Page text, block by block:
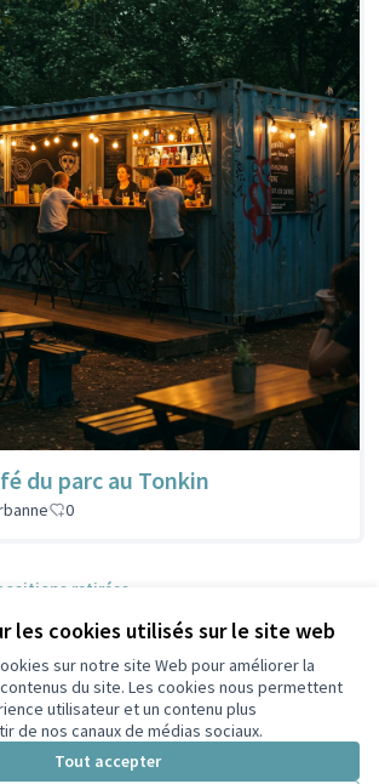
les cookies utilisés sur le site web
sur notre site Web pour améliorer la
du site. Les cookies nous permettent
utilisateur et un contenu plus
de nos canaux de médias sociaux.
Tout accepter
du parc au Tonkin
0
retirées
sur Xsur Facebook
Villeurbanne sur Instagram
Villeurbanne sur YouTube
externe)